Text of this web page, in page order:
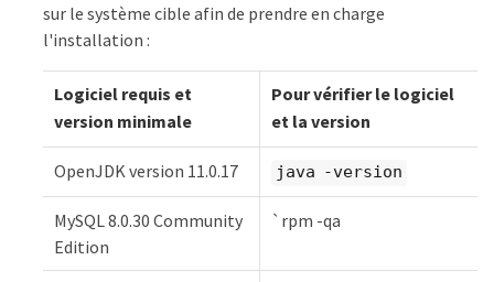
sur le système cible afin de prendre en charge
l'installation :
Logiciel requis et
version minimale
Pour vérifier le logiciel
et la version
OpenJDK version 11.0.17 java -version
MySQL 8.0.30 Community
Edition
`rpm -qa